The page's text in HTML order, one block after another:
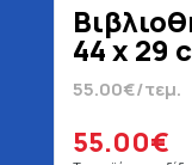
44 x 29
55.00€/τεμ.
55.00€